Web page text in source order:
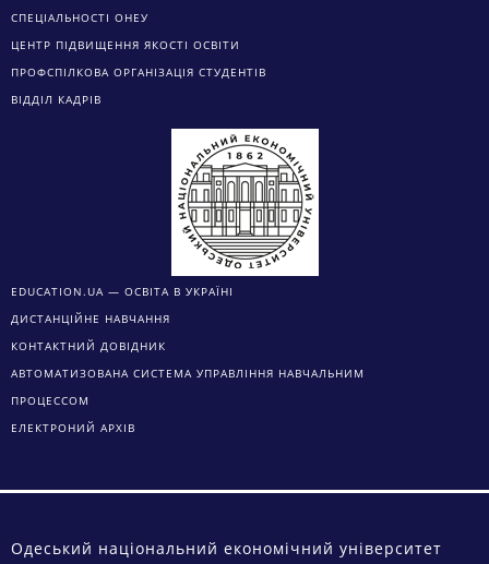
СПЕЦІАЛЬНОСТІ ОНЕУ
ЦЕНТР ПІДВИЩЕННЯ ЯКОСТІ ОСВІТИ
ПРОФСПІЛКОВА ОРГАНІЗАЦІЯ СТУДЕНТІВ
ВІДДІЛ КАДРІВ
EDUCATION.UA — ОСВІТА В УКРАЇНІ
ДИСТАНЦІЙНЕ НАВЧАННЯ
КОНТАКТНИЙ ДОВІДНИК
АВТОМАТИЗОВАНА СИСТЕМА УПРАВЛІННЯ НАВЧАЛЬНИМ
ПРОЦЕССОМ
ЕЛЕКТРОНИЙ АРХІВ
Одеський національний економічний університет